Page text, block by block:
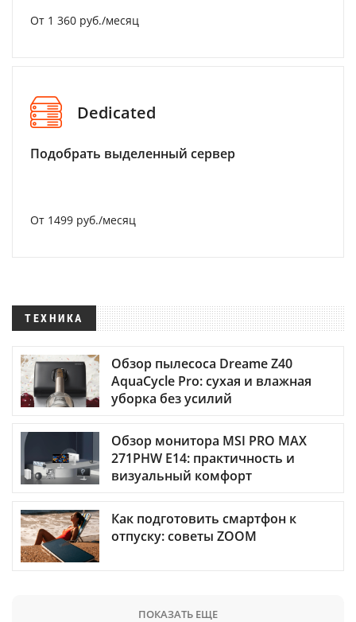
От 1 360 руб./месяц
Dedicated
Подобрать выделенный сервер
От 1499 руб./месяц
ТЕХНИКА
Обзор пылесоса Dreame Z40
AquaCycle Pro: сухая и влажная
уборка без усилий
Обзор монитора MSI PRO MAX
271PHW E14: практичность и
визуальный комфорт
Как подготовить смартфон к
отпуску: советы ZOOM
ПОКАЗАТЬ ЕЩЕ